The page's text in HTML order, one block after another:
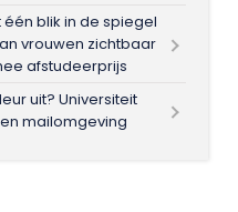
blik in de spiegel
vrouwen zichtbaar
afstudeerprijs
uit? Universiteit
mailomgeving